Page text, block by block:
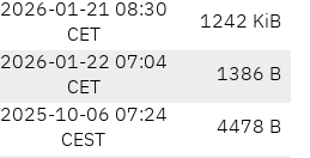
2026-01-21 08:30
CET
1242 KiB
2026-01-22 07:04
CET
1386 B
2025-10-06 07:24
CEST
4478 B